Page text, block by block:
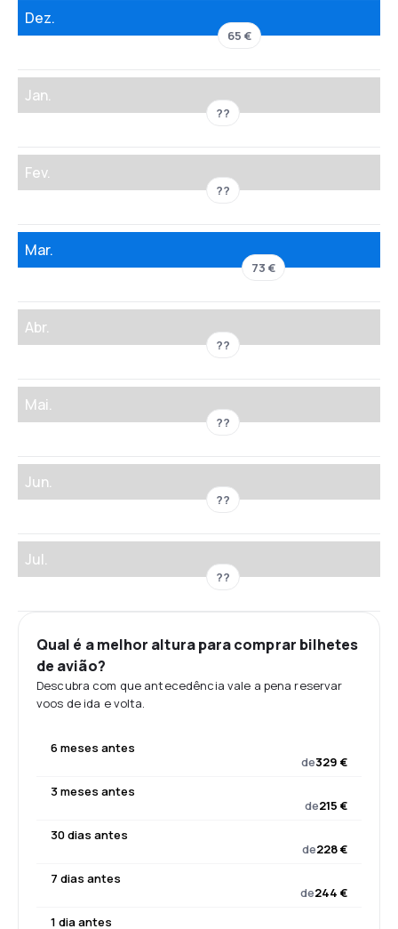
Dez.
65 €
Jan.
??
Fev.
??
Mar.
73 €
Abr.
??
Mai.
??
Jun.
??
Jul.
??
Qual é a melhor altura para comprar bilhetes
de avião?
Descubra com que antecedência vale a pena reservar
voos de ida e volta.
6 meses antes
de329 €
3 meses antes
de215 €
30 dias antes
de228 €
7 dias antes
de244 €
1 dia antes